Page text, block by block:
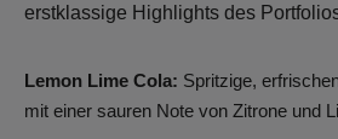
erstklassige Highlights des
Lemon Lime Cola: Spritzige,
mit einer sauren Note von Zitrone und